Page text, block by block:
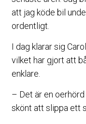
att jag köde bil
ordentligt.
I dag klarar sig
vilket har gjort att
enklare.
– Det är en
skönt att slippa ett